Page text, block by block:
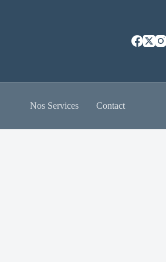
Nos Services Contact